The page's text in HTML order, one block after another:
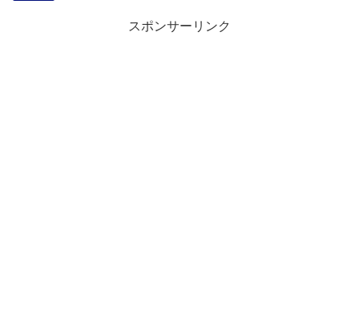
スポンサーリンク